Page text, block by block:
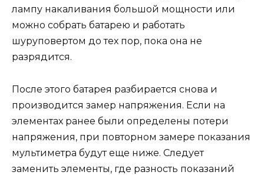
лампу накаливания большой мощности или
можно собрать батарею и работать
шуруповертом до тех пор, пока она не
разрядится.
После этого батарея разбирается снова и
производится замер напряжения. Если на
элементах ранее были определены потери
напряжения, при повторном замере показания
мультиметра будут еще ниже. Следует
заменить элементы, где разность показаний